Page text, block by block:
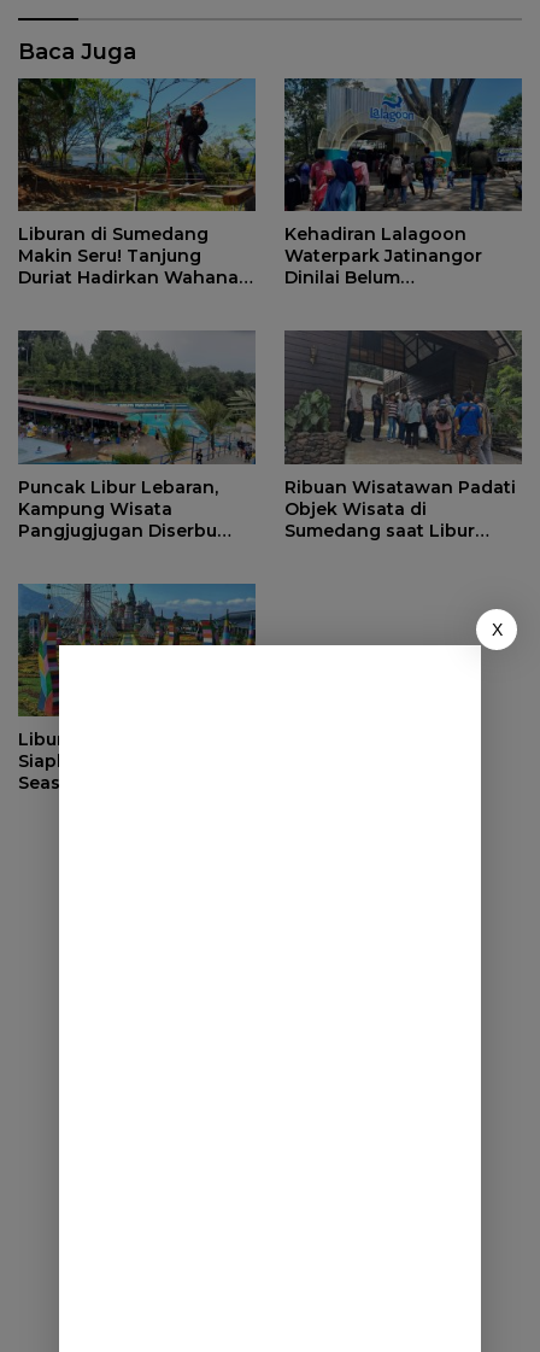
Baca Juga
Liburan di Sumedang
Makin Seru! Tanjung
Duriat Hadirkan Wahana
Jatigede
Kehadiran Lalagoon
Waterpark Jatinangor
Dinilai Belum
Puncak Libur Lebaran,
Kampung Wisata
Pangjugjugan Diserbu
Ribuan Wisatawan Padati
Objek Wisata di
Sumedang saat Libur
Libur Lebaran, Janspark
Siapkan Event High
Season “Lebaran Happy
X